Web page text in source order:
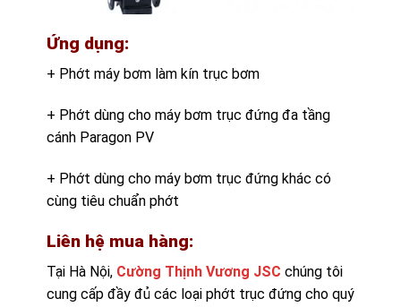
Ứng dụng:
+ Phớt máy bơm làm kín trục bơm
+ Phớt dùng cho máy bơm trục đứng đa tầng
cánh Paragon PV
+ Phớt dùng cho máy bơm trục đứng khác có
cùng tiêu chuẩn phớt
Liên hệ mua hàng:
Tại Hà Nội, Cường Thịnh Vương JSC chúng tôi
cung cấp đầy đủ các loại phớt trục đứng cho quý